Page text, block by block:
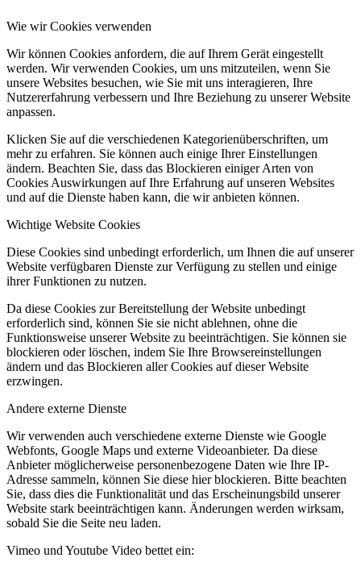
Wie wir Cookies verwenden
Wir können Cookies anfordern, die auf Ihrem Gerät eingestellt
werden. Wir verwenden Cookies, um uns mitzuteilen, wenn Sie
unsere Websites besuchen, wie Sie mit uns interagieren, Ihre
Nutzererfahrung verbessern und Ihre Beziehung zu unserer Website
anpassen.
Klicken Sie auf die verschiedenen Kategorienüberschriften, um
mehr zu erfahren. Sie können auch einige Ihrer Einstellungen
ändern. Beachten Sie, dass das Blockieren einiger Arten von
Cookies Auswirkungen auf Ihre Erfahrung auf unseren Websites
und auf die Dienste haben kann, die wir anbieten können.
Wichtige Website Cookies
Diese Cookies sind unbedingt erforderlich, um Ihnen die auf unserer
Website verfügbaren Dienste zur Verfügung zu stellen und einige
ihrer Funktionen zu nutzen.
Da diese Cookies zur Bereitstellung der Website unbedingt
erforderlich sind, können Sie sie nicht ablehnen, ohne die
Funktionsweise unserer Website zu beeinträchtigen. Sie können sie
blockieren oder löschen, indem Sie Ihre Browsereinstellungen
ändern und das Blockieren aller Cookies auf dieser Website
erzwingen.
Andere externe Dienste
Wir verwenden auch verschiedene externe Dienste wie Google
Webfonts, Google Maps und externe Videoanbieter. Da diese
Anbieter möglicherweise personenbezogene Daten wie Ihre IP-
Adresse sammeln, können Sie diese hier blockieren. Bitte beachten
Sie, dass dies die Funktionalität und das Erscheinungsbild unserer
Website stark beeinträchtigen kann. Änderungen werden wirksam,
sobald Sie die Seite neu laden.
Vimeo und Youtube Video bettet ein: